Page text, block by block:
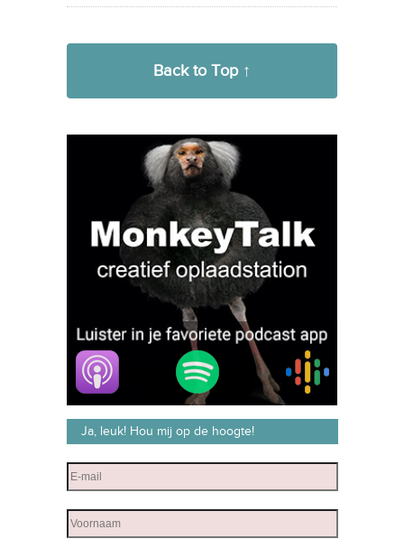
Back to Top ↑
Ja, leuk! Hou mij op de hoogte!